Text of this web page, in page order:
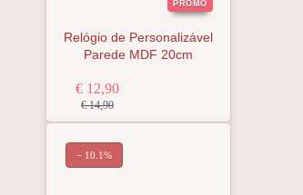
PROMO
Relógio de Personalizável
Parede MDF 20cm
€ 12,90
€ 14,90
− 10.1%